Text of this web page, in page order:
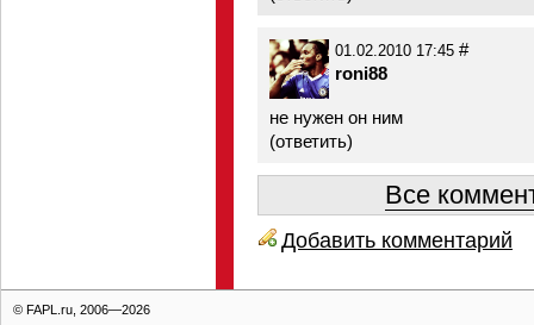
01.02.2010 17:45 #
roni88
не нужен он ним
(ответить)
Все
Добавить комментарий
© FAPL.ru, 2006—2026